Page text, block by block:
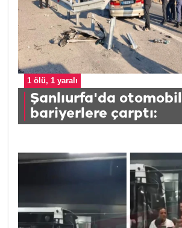
1 ölü, 1 yaralı
Şanlıurfa'da otomobil
bariyerlere çarptı: